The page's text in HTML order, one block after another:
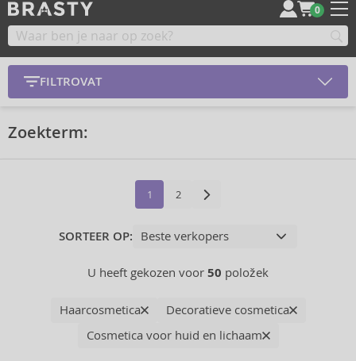
0
FILTROVAT
Zoekterm:
1 2
SORTEER OP:
U heeft gekozen voor 50 položek
Haarcosmetica
Decoratieve cosmetica
Cosmetica voor huid en lichaam